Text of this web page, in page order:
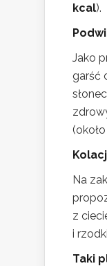
kcal).
Jako
garść
(około
Na
z
i
Taki